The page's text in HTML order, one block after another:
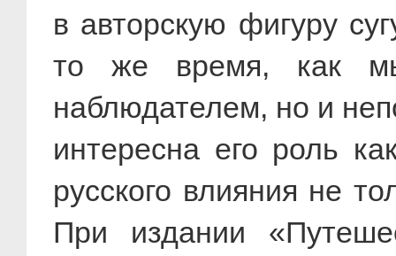
в авторскую фигуру
то же время, как
наблюдателем, но и
интересна его роль
русского влияния не
При издании